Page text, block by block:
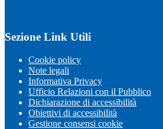
Sezione Link Utili
Cookie policy
Note legali
Informativa Privacy
Ufficio Relazioni con il Pubblico
Dichiarazione di accessibilità
Obiettivi di accessibilità
Gestione consensi cookie